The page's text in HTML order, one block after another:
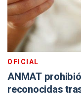
OFICIAL
ANMAT
reconocidas